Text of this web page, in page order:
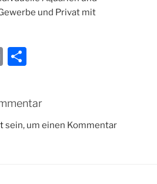
und Privat mit
E
l
le
n
sein, um einen Kommentar